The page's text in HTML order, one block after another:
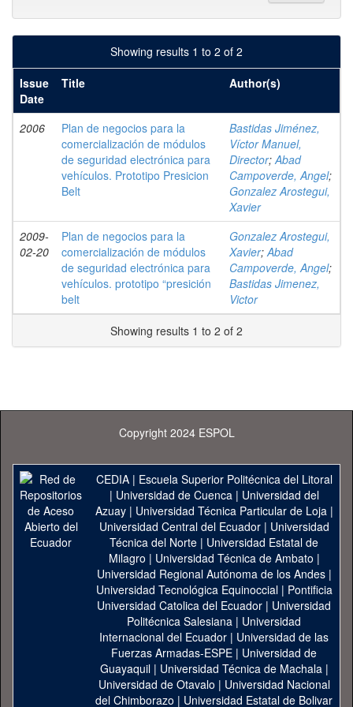
Showing results 1 to 2 of 2
Issue
Date
Title Author(s)
2006
Plan de negocios para la
comercialización de módulos
de seguridad electrónica para
vehículos. Prototipo Presicion
Belt
Bastidas Jiménez,
Víctor Manuel,
Director;Abad
Campoverde, Angel;
Gonzalez Arostegui,
Xavier
2009-
02-20
Plan de negocios para la
comercialización de módulos
de seguridad electrónica para
vehículos. prototipo “presición
belt
Gonzalez Arostegui,
Xavier;Abad
Campoverde, Angel;
Bastidas Jimenez,
Victor
Showing results 1 to 2 of 2
Copyright 2024 ESPOL
CEDIA| Escuela Superior Politécnica del Litoral
| Universidad de Cuenca| Universidad del
Azuay| Universidad Técnica Particular de Loja|
Universidad Central del Ecuador| Universidad
Técnica del Norte | Universidad Estatal de
Milagro | Universidad Técnica de Ambato |
Universidad Regional Autónoma de los Andes|
Universidad Tecnológica Equinoccial| Pontificia
Universidad Catolica del Ecuador | Universidad
Politécnica Salesiana | Universidad
Internacional del Ecuador | Universidad de las
Fuerzas Armadas-ESPE | Universidad de
Guayaquil| Universidad Técnica de Machala|
Universidad de Otavalo | Universidad Nacional
del Chimborazo | Universidad Estatal de Bolivar